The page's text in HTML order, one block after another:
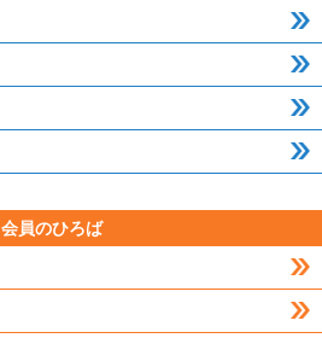
会員のひろば